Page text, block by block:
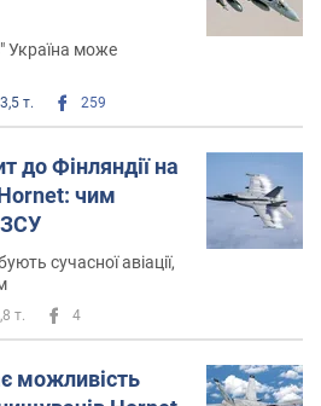
вторгнення РФ в
про намір вступити до НАТО.
з Маркусом Ряйккьоненом
Виховує доньку Емму, яка
Україна може
т. 259
до Фінляндії на
чим
сучасної авіації,
т. 4
можливість